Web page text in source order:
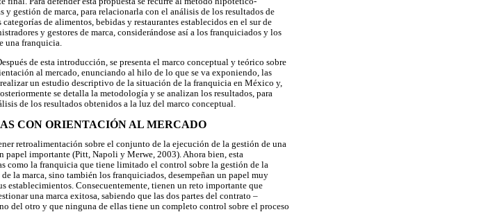
gestión de marca, para relacionarla con el análisis de los resultados de
de alimentos, bebidas y restaurantes establecidos en el sur de
y gestores de marca, considerándose así a los franquiciados y los
una franquicia.
de esta introducción, se presenta el marco conceptual y teórico sobre
al mercado, enunciando al hilo de lo que se va exponiendo, las
un estudio descriptivo de la situación de la franquicia en México y,
se detalla la metodología y se analizan los resultados, para
de los resultados obtenidos a la luz del marco conceptual.
CON ORIENTACIÓN AL MERCADO
retroalimentación sobre el conjunto de la ejecución de la gestión de una
papel importante (Pitt, Napoli y Merwe, 2003). Ahora bien, esta
como la franquicia que tiene limitado el control sobre la gestión de la
la marca, sino también los franquiciados, desempeñan un papel muy
establecimientos. Consecuentemente, tienen un reto importante que
una marca exitosa, sabiendo que las dos partes del contrato –
del otro y que ninguna de ellas tiene un completo control sobre el proceso